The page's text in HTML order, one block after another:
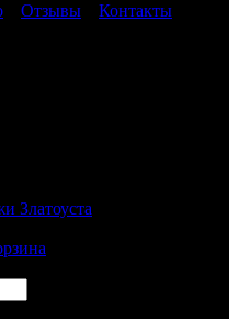
Отзывы
Контакты
Златоуста